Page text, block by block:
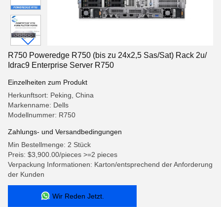
R750 Poweredge R750 (bis zu 24x2,5 Sas/Sat) Rack 2u/
Idrac9 Enterprise Server R750
Einzelheiten zum Produkt
Herkunftsort: Peking, China
Markenname: Dells
Modellnummer: R750
Zahlungs- und Versandbedingungen
Min Bestellmenge: 2 Stück
Preis: $3,900.00/pieces >=2 pieces
Verpackung Informationen: Karton/entsprechend der Anforderung
der Kunden
Wir Reden Jetzt.